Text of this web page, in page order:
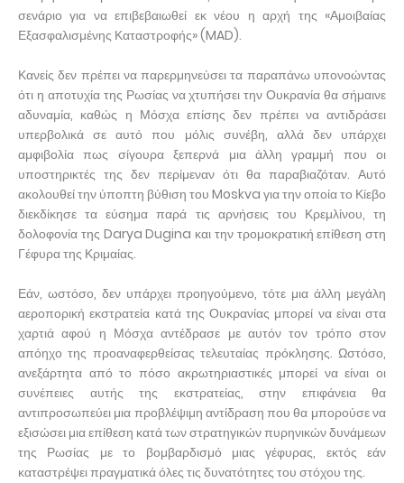
σενάριο για να επιβεβαιωθεί εκ νέου η αρχή της «Αμοιβαίας
Εξασφαλισμένης Καταστροφής» (MAD).
Κανείς δεν πρέπει να παρερμηνεύσει τα παραπάνω υπονοώντας
ότι η αποτυχία της Ρωσίας να χτυπήσει την Ουκρανία θα σήμαινε
αδυναμία, καθώς η Μόσχα επίσης δεν πρέπει να αντιδράσει
υπερβολικά σε αυτό που μόλις συνέβη, αλλά δεν υπάρχει
αμφιβολία πως σίγουρα ξεπερνά μια άλλη γραμμή που οι
υποστηρικτές της δεν περίμεναν ότι θα παραβιαζόταν. Αυτό
ακολουθεί την ύποπτη βύθιση του Moskva για την οποία το Κίεβο
διεκδίκησε τα εύσημα παρά τις αρνήσεις του Κρεμλίνου, τη
δολοφονία της Darya Dugina και την τρομοκρατική επίθεση στη
Γέφυρα της Κριμαίας.
Εάν, ωστόσο, δεν υπάρχει προηγούμενο, τότε μια άλλη μεγάλη
αεροπορική εκστρατεία κατά της Ουκρανίας μπορεί να είναι στα
χαρτιά αφού η Μόσχα αντέδρασε με αυτόν τον τρόπο στον
απόηχο της προαναφερθείσας τελευταίας πρόκλησης. Ωστόσο,
ανεξάρτητα από το πόσο ακρωτηριαστικές μπορεί να είναι οι
συνέπειες αυτής της εκστρατείας, στην επιφάνεια θα
αντιπροσωπεύει μια προβλέψιμη αντίδραση που θα μπορούσε να
εξισώσει μια επίθεση κατά των στρατηγικών πυρηνικών δυνάμεων
της Ρωσίας με το βομβαρδισμό μιας γέφυρας, εκτός εάν
καταστρέψει πραγματικά όλες τις δυνατότητες του στόχου της.